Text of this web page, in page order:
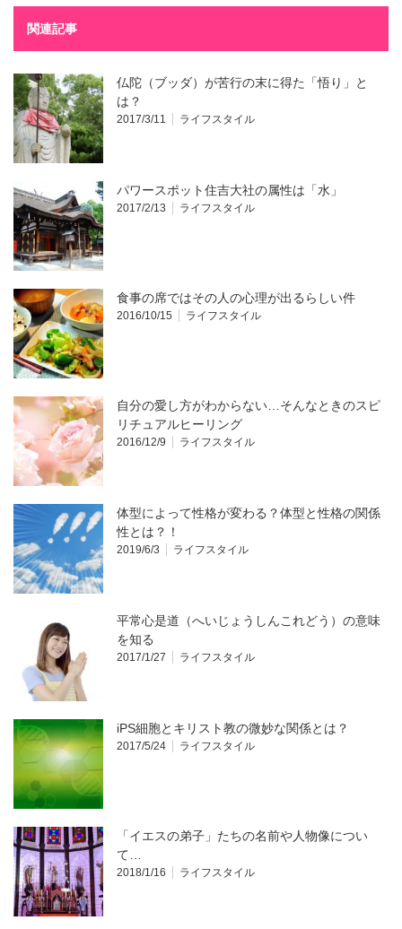
関連記事
仏陀（ブッダ）が苦行の末に得た「悟り」と
は？
2017/3/11 ライフスタイル
パワースポット住吉大社の属性は「水」
2017/2/13 ライフスタイル
食事の席ではその人の心理が出るらしい件
2016/10/15 ライフスタイル
自分の愛し方がわからない…そんなときのスピ
リチュアルヒーリング
2016/12/9 ライフスタイル
体型によって性格が変わる？体型と性格の関係
性とは？！
2019/6/3 ライフスタイル
平常心是道（へいじょうしんこれどう）の意味
を知る
2017/1/27 ライフスタイル
iPS細胞とキリスト教の微妙な関係とは？
2017/5/24 ライフスタイル
「イエスの弟子」たちの名前や人物像につい
て…
2018/1/16 ライフスタイル